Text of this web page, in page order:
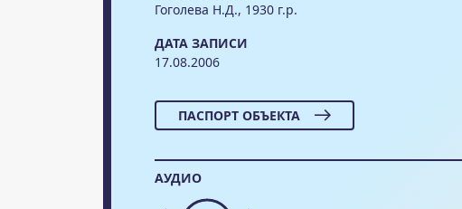
Гоголева Н.Д., 1930 г.р.
ДАТА ЗАПИСИ
17.08.2006
ПАСПОРТ ОБЪЕКТА
АУДИО